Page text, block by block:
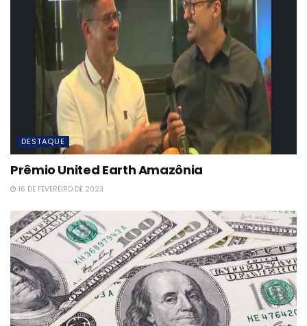
DESTAQUE
Prêmio United Earth Amazônia
16 DE FEVEREIRO DE 2023